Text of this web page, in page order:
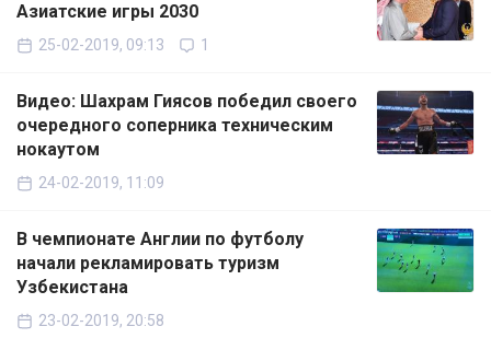
Азиатские игры 2030
25-02-2019, 09:13 1
Видео: Шахрам Гиясов победил своего
очередного соперника техническим
нокаутом
24-02-2019, 11:09
В чемпионате Англии по футболу
начали рекламировать туризм
Узбекистана
23-02-2019, 20:58